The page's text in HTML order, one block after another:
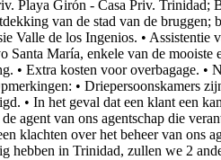
Playa Girón - Casa Priv.
van de stad van de bruggen;
de los Ingenios. •
María, enkele van de
• Extra kosten voor overbagage.
• Driepersoonskamers
• In het geval dat een klant een
agent van ons agentschap die
klachten over het beheer van
hebben in Trinidad, zullen we 2